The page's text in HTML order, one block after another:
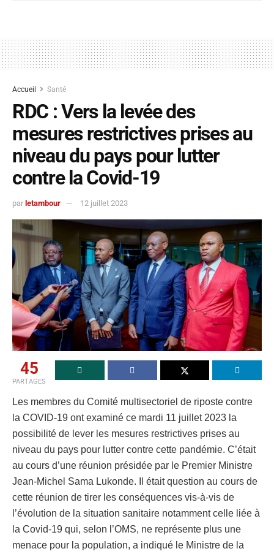
Accueil Santé
RDC : Vers la levée des
mesures restrictives prises au
niveau du pays pour lutter
contre la Covid-19
par letambour 12 juillet 2023
45
PARTAGES
Les membres du Comité multisectoriel de riposte contre
la COVID-19 ont examiné ce mardi 11 juillet 2023 la
possibilité de lever les mesures restrictives prises au
niveau du pays pour lutter contre cette pandémie. C’était
au cours d’une réunion présidée par le Premier Ministre
Jean-Michel Sama Lukonde. Il était question au cours de
cette réunion de tirer les conséquences vis-à-vis de
l’évolution de la situation sanitaire notamment celle liée à
la Covid-19 qui, selon l’OMS, ne représente plus une
menace pour la population, a indiqué le Ministre de la